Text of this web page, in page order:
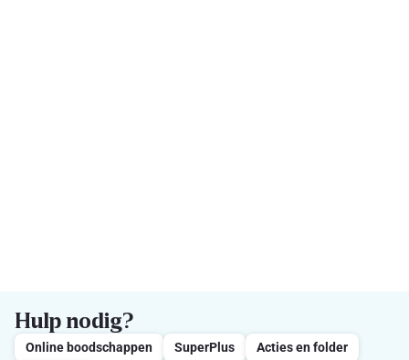
Hulp nodig?
Online boodschappen SuperPlus
Acties en folder